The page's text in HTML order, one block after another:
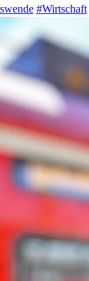
#Wirtschaft